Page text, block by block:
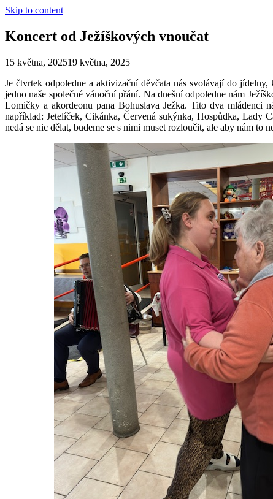
Skip to content
Koncert od Ježíškových vnoučat
15 května, 202519 května, 2025
Je čtvrtek odpoledne a aktivizační děvčata nás svolávají do
jedno naše společné vánoční přání. Na dnešní odpoledne nám
Lomičky a akordeonu pana Bohuslava Ježka. Tito dva mládenci
například: Jetelíček, Cikánka, Červená sukýnka, Hospůdka, Lady
nedá se nic dělat, budeme se s nimi muset rozloučit, ale aby nám